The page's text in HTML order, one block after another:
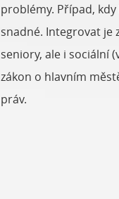
problémy. Případ,
snadné. Integrovat je
seniory, ale i sociální
zákon o hlavním
práv.